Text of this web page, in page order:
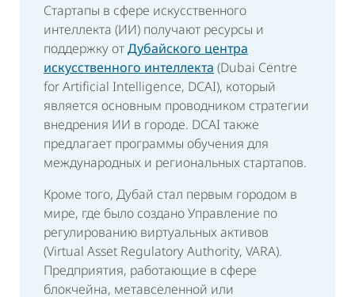
Стартапы в сфере искусственного
интеллекта (ИИ) получают ресурсы и
поддержку отДубайского центра
искусственного интеллекта (Dubai Centre
for Artificial Intelligence, DCAI), который
является основным проводником стратегии
внедрения ИИ в городе. DCAI также
предлагает программы обучения для
международных и региональных стартапов.
Кроме того, Дубай стал первым городом в
мире, где было создано Управление по
регулированию виртуальных активов
(Virtual Asset Regulatory Authority, VARA).
Предприятия, работающие в сфере
блокчейна, метавселенной или